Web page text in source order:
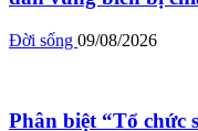
Đời sống 09/08/2026
Phân biệt “Tổ chức